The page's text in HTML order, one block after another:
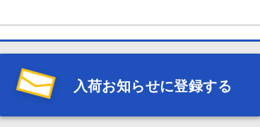
入荷お知らせに登録する